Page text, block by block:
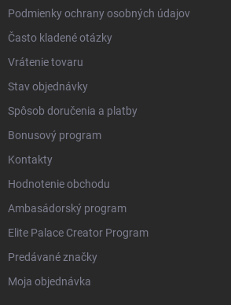
Podmienky ochrany osobných údajov
Často kladené otázky
Vrátenie tovaru
Stav objednávky
Spôsob doručenia a platby
Bonusový program
Kontakty
Hodnotenie obchodu
Ambasádorský program
Elite Palace Creator Program
Predávané značky
Moja objednávka